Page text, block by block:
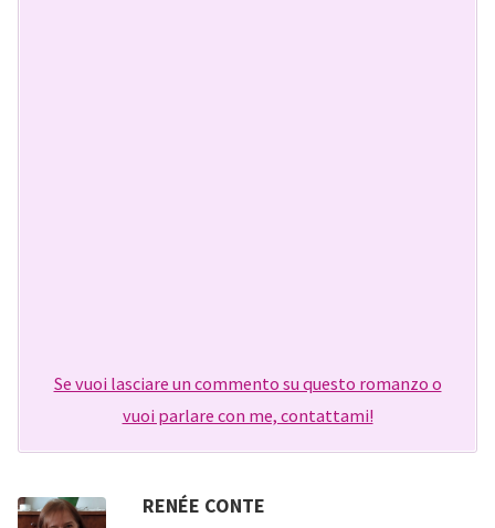
Se vuoi lasciare un commento su questo romanzo o
vuoi parlare con me, contattami!
RENÉE CONTE